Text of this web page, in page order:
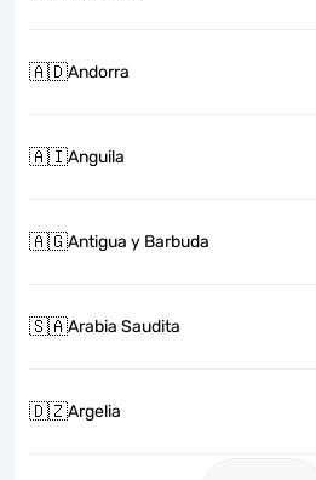
🇦🇩Andorra
🇦🇮Anguila
🇦🇬Antigua y Barbuda
🇸🇦Arabia Saudita
🇩🇿Argelia